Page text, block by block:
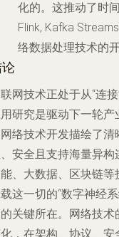
化的。这推动了时
Flink, Kafka
络数据处理技术的
网技术正处于从“连
研究是驱动下一轮
络技术开发描绘了
安全且支持海量异
、大数据、区块链
这一切的“数字神经
关键所在。网络技
，在架构、协议、